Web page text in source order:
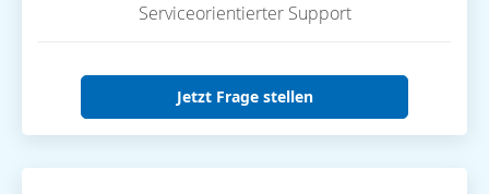
Serviceorientierter Support
Jetzt Frage stellen